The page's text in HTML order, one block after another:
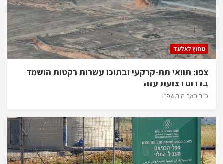
מחוץ לאלעד
צפו: תוואי תת-קרקעי ובתוכו עשרות רקטות הושמד
בדרום רצועת עזה
כ״ב באב ה׳תשפ״ו